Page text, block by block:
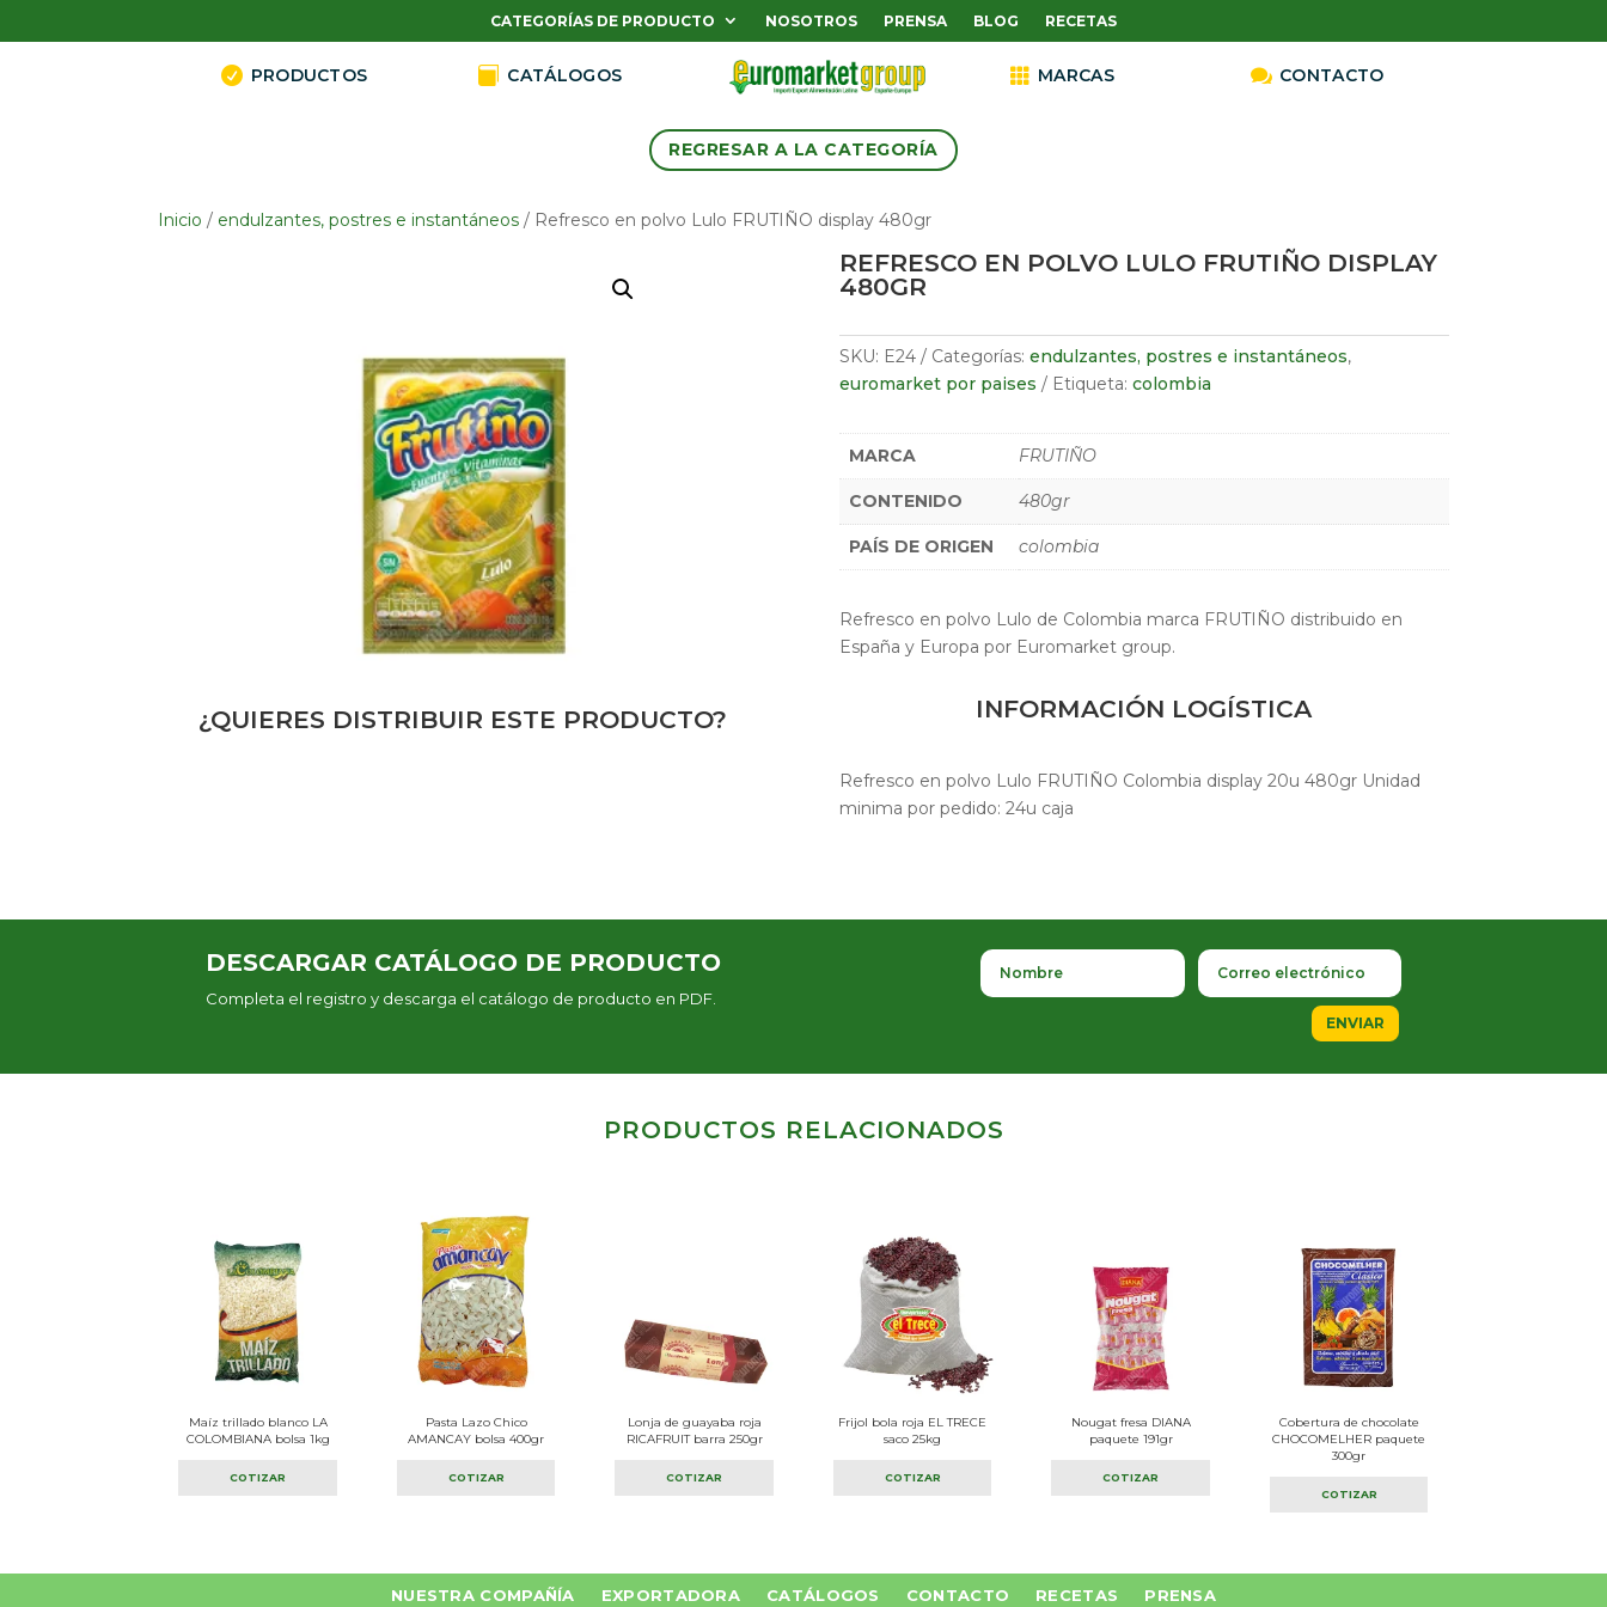
CATEGORÍAS DE PRODUCTO NOSOTROS PRENSA BLOG RECETAS
 PRODUCTOS  CATÁLOGOS  MARCAS  CONTACTO
REGRESAR A LA CATEGORÍA
Inicio / endulzantes, postres e instantáneos / Refresco en polvo Lulo FRUTIÑO display 480gr
¿QUIERES DISTRIBUIR ESTE PRODUCTO?
REFRESCO EN POLVO LULO FRUTIÑO DISPLAY
480GR
SKU: E24 Categorías: endulzantes, postres e instantáneos,
euromarket por paises
Etiqueta: colombia
MARCA FRUTIÑO
CONTENIDO 480gr
PAÍS DE ORIGEN colombia
Refresco en polvo Lulo de Colombia marca FRUTIÑO distribuido en
España y Europa por Euromarket group.
INFORMACIÓN LOGÍSTICA
Refresco en polvo Lulo FRUTIÑO Colombia display 20u 480gr Unidad
minima por pedido: 24u caja
DESCARGAR CATÁLOGO DE PRODUCTO
Completa el registro y descarga el catálogo de producto en PDF.
ENVIAR
PRODUCTOS RELACIONADOS
Maíz trillado blanco LA
COLOMBIANA bolsa 1kg
COTIZAR
Pasta Lazo Chico
AMANCAY bolsa 400gr
COTIZAR
Lonja de guayaba roja
RICAFRUIT barra 250gr
COTIZAR
Frijol bola roja EL TRECE
saco 25kg
COTIZAR
Nougat fresa DIANA
paquete 191gr
COTIZAR
Cobertura de chocolate
CHOCOMELHER paquete
300gr
COTIZAR
NUESTRA COMPAÑÍA EXPORTADORA CATÁLOGOS CONTACTO RECETAS PRENSA